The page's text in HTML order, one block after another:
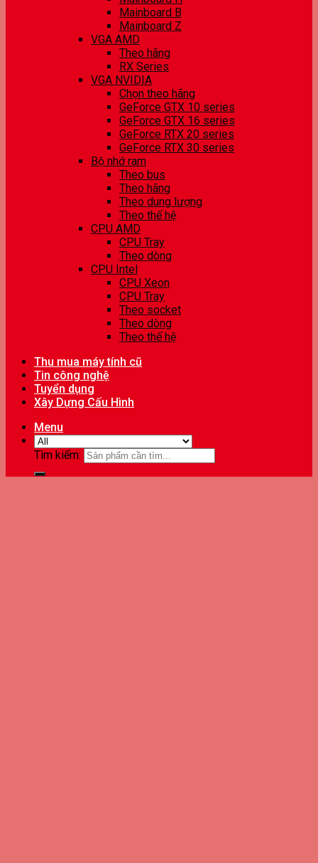
Mainboard B
Mainboard Z
VGA AMD
Theo hãng
RX Series
VGA NVIDIA
Chọn theo hãng
GeForce GTX 10 series
GeForce GTX 16 series
GeForce RTX 20 series
GeForce RTX 30 series
Bộ nhớ ram
Theo bus
Theo hãng
Theo dung lượng
Theo thế hệ
CPU AMD
CPU Tray
Theo dòng
CPU Intel
CPU Xeon
CPU Tray
Theo socket
Theo dòng
Theo thế hệ
Thu mua máy tính cũ
Tin công nghệ
Tuyển dụng
Xây Dựng Cấu Hình
Menu
Tìm kiếm: